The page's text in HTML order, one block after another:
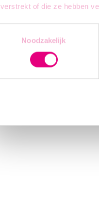
verstrekt of die ze hebben
Noodzakelijk